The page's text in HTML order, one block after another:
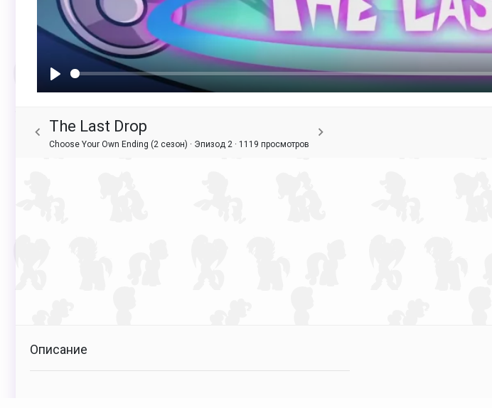
The Last Drop
Choose Your Own Ending (2 сезон) · Эпизод 2 · 1119 просмотров
Описание